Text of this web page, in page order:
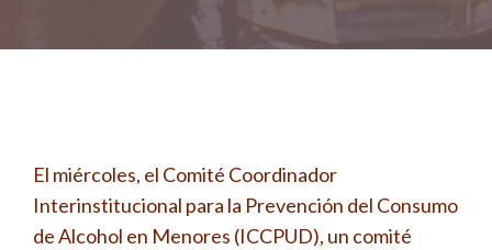
El miércoles, el Comité Coordinador
Interinstitucional para la Prevención del Consumo
de Alcohol en Menores (ICCPUD), un comité